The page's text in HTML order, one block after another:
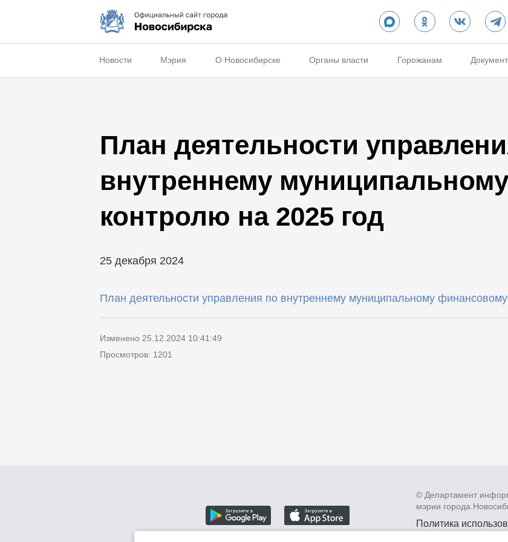
Новости Мэрия О Новосибирске Органы власти Горожанам
План деятельности
внутреннему
контролю на 2025 год
25 декабря 2024
План деятельности управления по внутреннему муниципальному
Изменено 25.12.2024 10:41:49
Просмотров: 1201
© Департамент
мэрии города
Политика